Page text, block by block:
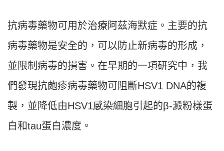
抗病毒藥物可用於治療阿茲海默症。主要的抗
病毒藥物是安全的，可以防止新病毒的形成，
並限制病毒的損害。在早期的一項研究中，我
們發現抗皰疹病毒藥物可阻斷HSV1 DNA的複
製，並降低由HSV1感染細胞引起的β-澱粉樣蛋
白和tau蛋白濃度。